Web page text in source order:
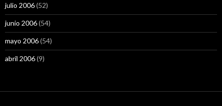
julio 2006(52)
junio 2006(54)
mayo 2006(54)
abril 2006(9)